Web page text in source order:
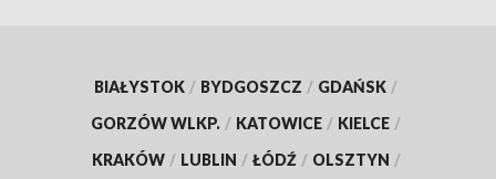
BIAŁYSTOK / BYDGOSZCZ / GDAŃSK /
GORZÓW WLKP. / KATOWICE / KIELCE /
KRAKÓW / LUBLIN / ŁÓDŹ / OLSZTYN /